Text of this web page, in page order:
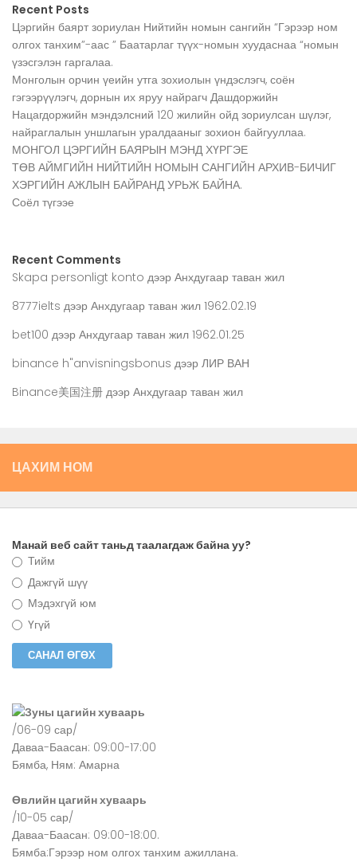
Recent Posts
Цэргийн баярт зориулан Нийтийн номын сангийн “Гэрээр ном
олгох танхим”-аас ” Баатарлаг түүх-номын хуудаснаа “номын
үзэсгэлэн гаргалаа.
Монголын орчин үеийн утга зохиолын үндэслэгч, соён
гэгээрүүлэгч, дорнын их яруу найрагч Дашдоржийн
Нацагдоржийн мэндэлсний 120 жилийн ойд зориулсан шүлэг,
найраглалын уншлагын уралдааныг зохион байгууллаа.
МОНГОЛ ЦЭРГИЙН БАЯРЫН МЭНД ХҮРГЭЕ
ТӨВ АЙМГИЙН НИЙТИЙН НОМЫН САНГИЙН АРХИВ-БИЧИГ
ХЭРГИЙН АЖЛЫН БАЙРАНД УРЬЖ БАЙНА.
Соёл түгээе
Recent Comments
Skapa personligt konto дээр Анхдугаар таван жил
8777ielts дээр Анхдугаар таван жил 1962.02.19
bet100 дээр Анхдугаар таван жил 1962.01.25
binance h"anvisningsbonus дээр ЛИР ВАН
Binance美国注册 дээр Анхдугаар таван жил
ЦАХИМ НОМ
Манай веб сайт таньд таалагдаж байна уу?
Тийм
Дажгүй шүү
Мэдэхгүй юм
Үгүй
Зуны цагийн хуваарь
/06-09 сар/
Даваа-Баасан: 09:00-17:00
Бямба, Ням: Амарна
Өвлийн цагийн хуваарь
/10-05 сар/
Даваа-Баасан: 09:00-18:00.
Бямба:Гэрээр ном олгох танхим ажиллана.